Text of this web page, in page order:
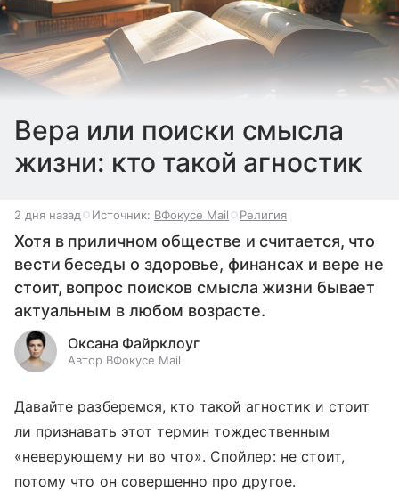
Вера или поиски смысла
жизни: кто такой агностик
2 дня назад Источник: ВФокусе Mail Религия
Хотя в приличном обществе и считается, что
вести беседы о здоровье, финансах и вере не
стоит, вопрос поисков смысла жизни бывает
актуальным в любом возрасте.
Оксана Файрклоуг
Автор ВФокусе Mail
Давайте разберемся, кто такой агностик и стоит
ли признавать этот термин тождественным
«неверующему ни во что». Спойлер: не стоит,
потому что он совершенно про другое.